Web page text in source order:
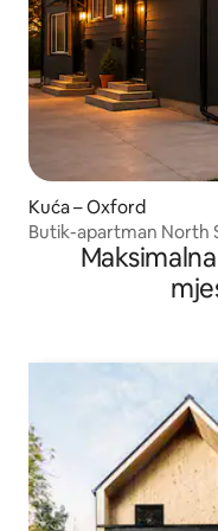
Kuća – Oxford
Butik-apartman North